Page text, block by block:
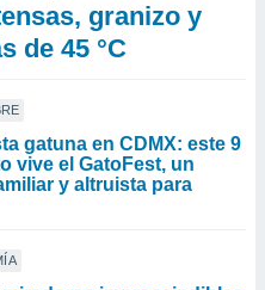
granizo y
de 45 °C
gatuna en CDMX: este 9
vive el GatoFest, un
y altruista para